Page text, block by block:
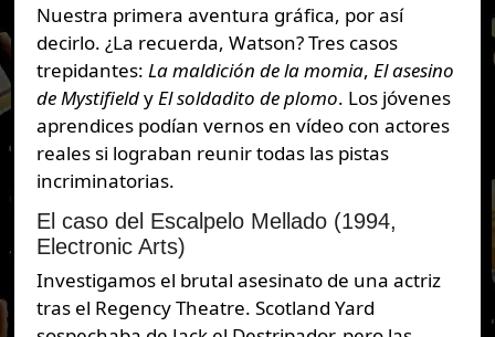
Nuestra primera aventura gráfica, por así
decirlo. ¿La recuerda, Watson? Tres casos
trepidantes: La maldición de la momia, El asesino
de Mystifieldy El soldadito de plomo. Los jóvenes
aprendices podían vernos en vídeo con actores
reales si lograban reunir todas las pistas
incriminatorias.
El caso del Escalpelo Mellado (1994,
Electronic Arts)
Investigamos el brutal asesinato de una actriz
tras el Regency Theatre. Scotland Yard